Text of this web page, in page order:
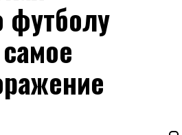
футболу